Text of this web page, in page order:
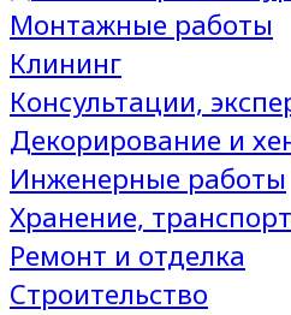
Монтажные работы
Клининг
Консультации,
Декорирование и
Инженерные работы
Хранение,
Ремонт и отделка
Строительство